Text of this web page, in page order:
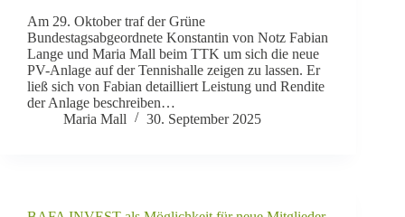
Am 29. Oktober traf der Grüne
Bundestagsabgeordnete Konstantin von Notz Fabian
Lange und Maria Mall beim TTK um sich die neue
PV-Anlage auf der Tennishalle zeigen zu lassen. Er
ließ sich von Fabian detailliert Leistung und Rendite
der Anlage beschreiben…
Maria Mall
30. September 2025